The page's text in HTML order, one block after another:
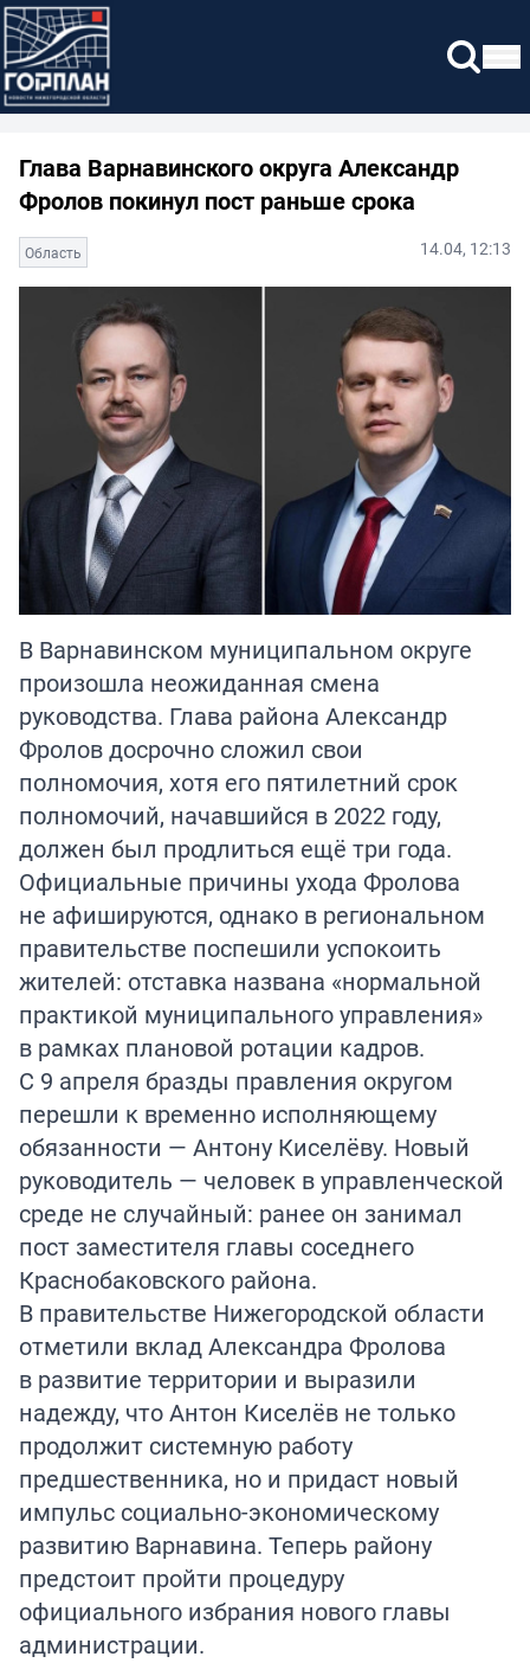
Глава Варнавинского округа Александр
Фролов покинул пост раньше срока
Область 14.04, 12:13
В Варнавинском муниципальном округе
произошла неожиданная смена
руководства. Глава района Александр
Фролов досрочно сложил свои
полномочия, хотя его пятилетний срок
полномочий, начавшийся в 2022 году,
должен был продлиться ещё три года.
Официальные причины ухода Фролова
не афишируются, однако в региональном
правительстве поспешили успокоить
жителей: отставка названа «нормальной
практикой муниципального управления»
в рамках плановой ротации кадров.
С 9 апреля бразды правления округом
перешли к временно исполняющему
обязанности — Антону Киселёву. Новый
руководитель — человек в управленческой
среде не случайный: ранее он занимал
пост заместителя главы соседнего
Краснобаковского района.
В правительстве Нижегородской области
отметили вклад Александра Фролова
в развитие территории и выразили
надежду, что Антон Киселёв не только
продолжит системную работу
предшественника, но и придаст новый
импульс социально-экономическому
развитию Варнавина. Теперь району
предстоит пройти процедуру
официального избрания нового главы
администрации.